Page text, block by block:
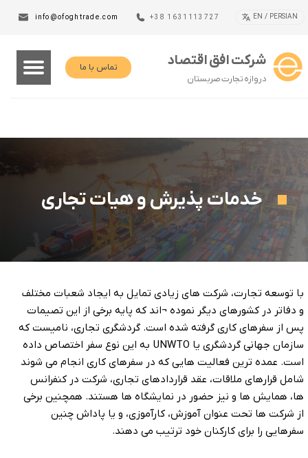
+38 1631113727
info@ofoghtrade.com
شرکت افق اقتصاد
دروازه تجارت صربستان
تماس با ما
EN / PERSIAN
خدمات پذیرش و هیات تجاری
با توسعه تجارت، شرکت های زیادی تمایل به ایجاد شعبات مختلف
و دفاتر در کشورهای دیگر نموده ¬اند که پایه برخی از این تصیمات
پس از سفرهای کاری گرفته شده است. گردشگری تجاری، نامیست که
سازمان جهانی گردشگری یا UNWTO به این نوع سفر اختصاص داده
است. عمده ترین فعالیت هایی که در سفرهای کاری انجام می شوند
شامل قرارهای ملاقات، عقد قراردادهای تجاری، شرکت در کنفرانس
ها، همایش ها و نیز حضور در نمایشگاه ها هستند. همچنین برخی
از شرکت ها تحت عنوان آموزش، کارآموزی، و یا پاداش چنین
سفرهایی را برای کارکنان خود ترتیب می دهند.